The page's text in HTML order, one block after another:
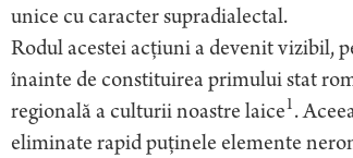
unice cu caracter supradialectal.
Rodul acestei acţiuni a devenit vizibil,
înainte de constituirea primului stat
regională a culturii noastre laice1.
eliminate rapid puţinele elemente